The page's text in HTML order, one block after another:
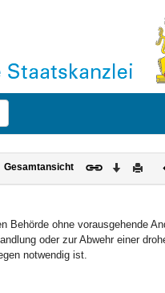
Gesamtansicht Download
Behörde ohne vorausgehende
oder zur Abwehr einer
notwendig ist.